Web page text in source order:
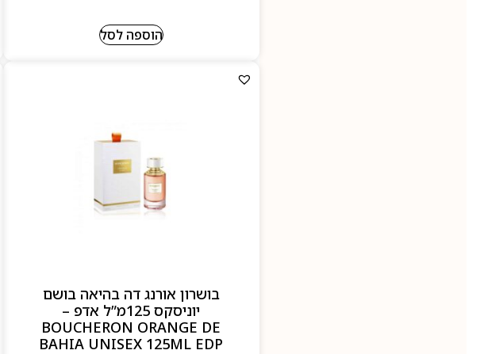
הוספה לסל
בושרון אורנג דה בהיאה בושם
יוניסקס 125מ”ל אדפ –
BOUCHERON ORANGE DE
BAHIA UNISEX 125ML EDP